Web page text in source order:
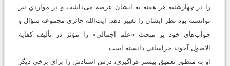
را در چهارشنبه هر هفته به ايشان عرضه می‌داشت و در مواردي نیز
توانسته بود نظر ايشان را تغيير دهد. آيت‌‌الله حائري مجموعه سؤال و
جواب‌هاي خود بر مبحث «علم اجمالي» را مؤثر در تأليف کفاية
الاصول آخوند خراساني دانسته است.
او به منظور تعميق بيشتر فراگيري، درس استادش را براي برخي ديگر